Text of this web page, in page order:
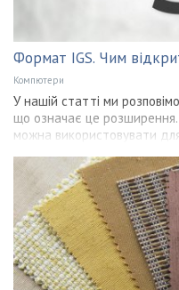
Формат IGS. Чим
Компютери
У нашій статті ми
що означає це розширення.
можна використовувати